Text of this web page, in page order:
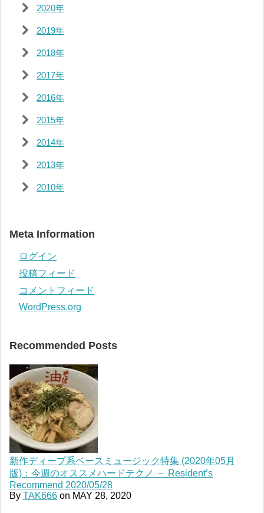
2020年
2019年
2018年
2017年
2016年
2015年
2014年
2013年
2010年
Meta Information
ログイン
投稿フィード
コメントフィード
WordPress.org
Recommended Posts
新作ディープ系ベースミュージック特集 (2020年05月
版)：今週のオススメハードテクノ － Resident’s
Recommend 2020/05/28
By TAK666 on MAY 28, 2020